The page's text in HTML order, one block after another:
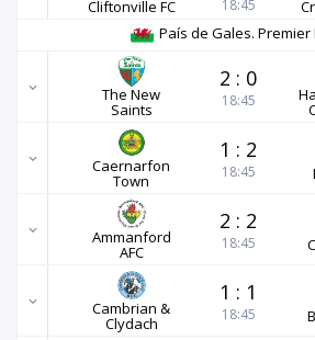
Cliftonville FC 18:45
País de Gales. Premier
The New
Saints
2 : 0
18:45
Caernarfon
Town
1 : 2
18:45
Ammanford
AFC
2 : 2
18:45
Cambrian &
Clydach
1 : 1
18:45